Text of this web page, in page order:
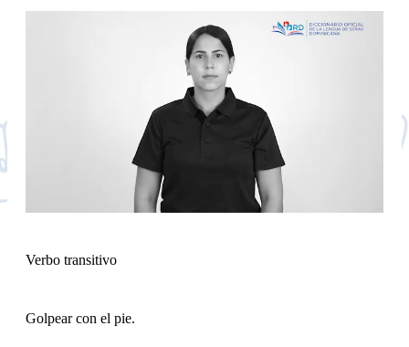
Verbo transitivo
Golpear con el pie.